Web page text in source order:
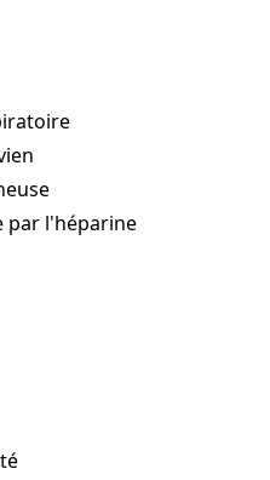
par l'héparine